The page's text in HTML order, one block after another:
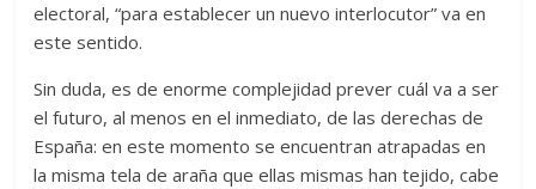
electoral, “para establecer un nuevo interlocutor” va en
este sentido.
Sin duda, es de enorme complejidad prever cuál va a ser
el futuro, al menos en el inmediato, de las derechas de
España: en este momento se encuentran atrapadas en
la misma tela de araña que ellas mismas han tejido, cabe